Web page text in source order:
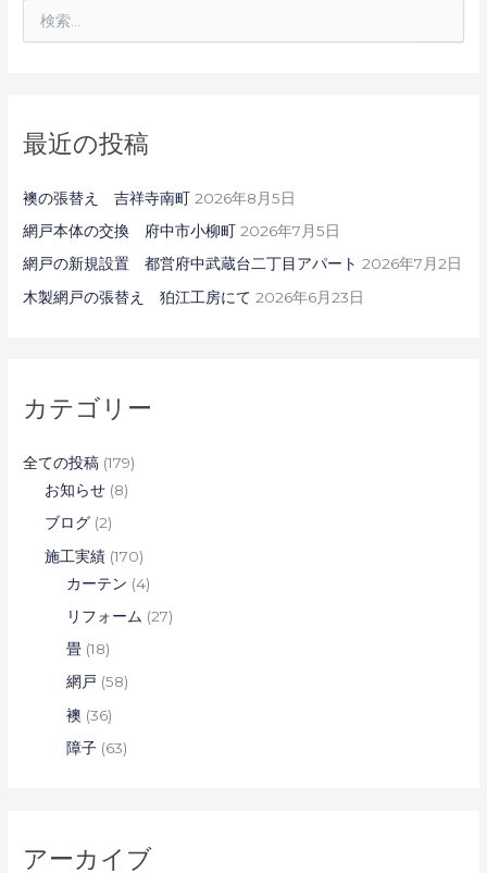
索
最近の投稿
襖の張替え 吉祥寺南町 2026年8月5日
網戸本体の交換 府中市小柳町 2026年7月5日
網戸の新規設置 都営府中武蔵台二丁目アパート 2026年7月2日
木製網戸の張替え 狛江工房にて 2026年6月23日
カテゴリー
全ての投稿 (179)
お知らせ (8)
ブログ (2)
施工実績 (170)
カーテン (4)
リフォーム (27)
畳 (18)
網戸 (58)
襖 (36)
障子 (63)
アーカイブ